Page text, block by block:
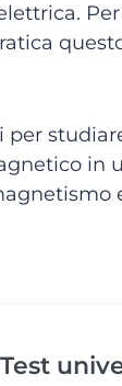
per
in